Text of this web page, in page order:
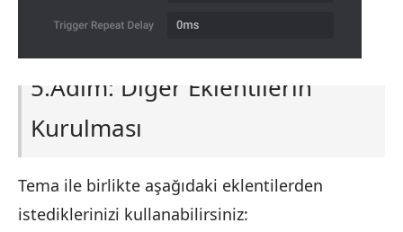
5.Adım: Diğer Eklentilerin
Kurulması
Tema ile birlikte aşağıdaki eklentilerden
istediklerinizi kullanabilirsiniz: